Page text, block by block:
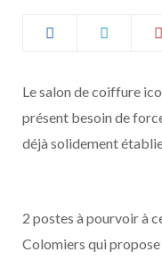
Le salon de coiffure
présent besoin de
déjà solidement
2 postes à pourvoir à
Colomiers qui